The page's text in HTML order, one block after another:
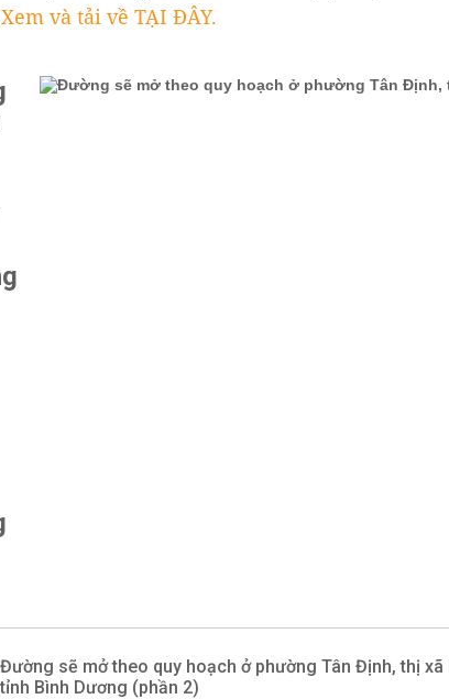
Xem và tải về TẠI ĐÂY.
Đường sẽ mở theo quy hoạch ở phường Tân Định, thị xã
tỉnh Bình Dương (phần 2)